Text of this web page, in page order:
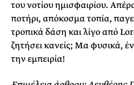
του νοτίου ημισφαιρίου.
ποτήρι, απόκοσμα τοπία,
τροπικά δάση και λίγο από
ζητήσει κανείς; Μα φυσικά,
την εμπειρία!